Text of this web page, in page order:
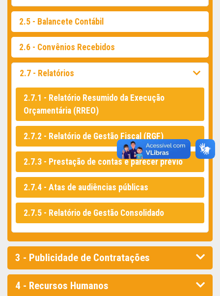
2.5 - Balancete Contábil
2.6 - Convênios Recebidos
2.7 - Relatórios
2.7.1 - Relatório Resumido da Execução
Orçamentária (RREO)
2.7.2 - Relatório de Gestão Fiscal (RGF)
2.7.3 - Prestação de contas e parecer prévio
2.7.4 - Atas de audiências públicas
2.7.5 - Relatório de Gestão Consolidado
3 - Publicidade de Contratações
4 - Recursos Humanos